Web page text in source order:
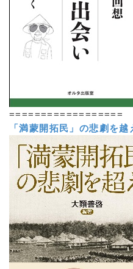
==================
「満蒙開拓民」の悲劇を越